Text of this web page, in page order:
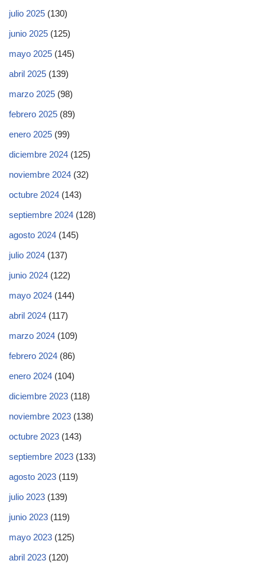
julio 2025 (130)
junio 2025 (125)
mayo 2025 (145)
abril 2025 (139)
marzo 2025 (98)
febrero 2025 (89)
enero 2025 (99)
diciembre 2024 (125)
noviembre 2024 (32)
octubre 2024 (143)
septiembre 2024 (128)
agosto 2024 (145)
julio 2024 (137)
junio 2024 (122)
mayo 2024 (144)
abril 2024 (117)
marzo 2024 (109)
febrero 2024 (86)
enero 2024 (104)
diciembre 2023 (118)
noviembre 2023 (138)
octubre 2023 (143)
septiembre 2023 (133)
agosto 2023 (119)
julio 2023 (139)
junio 2023 (119)
mayo 2023 (125)
abril 2023 (120)